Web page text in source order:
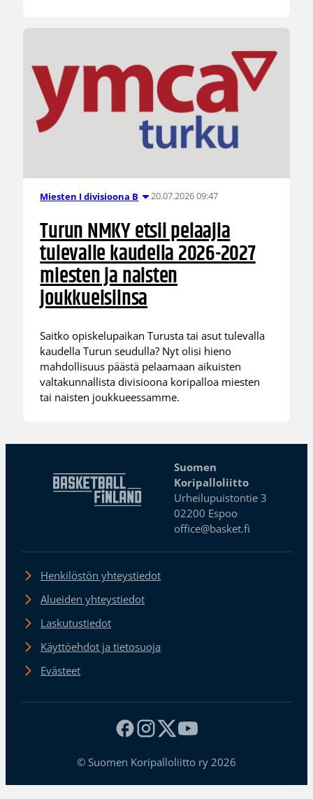
Miesten I divisioona B 20.07.2026 09:47
Turun NMKY etsii pelaajia
tulevalle kaudella 2026-2027
miesten ja naisten
joukkueisiinsa
Saitko opiskelupaikan Turusta tai asut tulevalla
kaudella Turun seudulla? Nyt olisi hieno
mahdollisuus päästä pelaamaan aikuisten
valtakunnallista divisioona koripalloa miesten
tai naisten joukkueessamme.
Suomen
Koripalloliitto
Urheilupuistontie 3
02200 Espoo
office@basket.fi
Henkilöstön yhteystiedot
Alueiden yhteystiedot
Laskutustiedot
Käyttöehdot ja tietosuoja
Evästeet
© Suomen Koripalloliitto ry 2026